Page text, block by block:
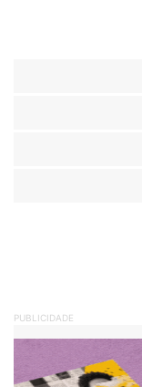
PUBLICIDADE